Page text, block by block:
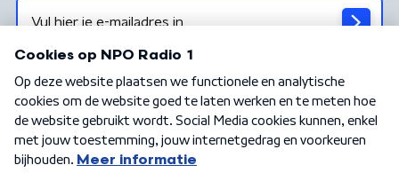
Algemene voorwaarden